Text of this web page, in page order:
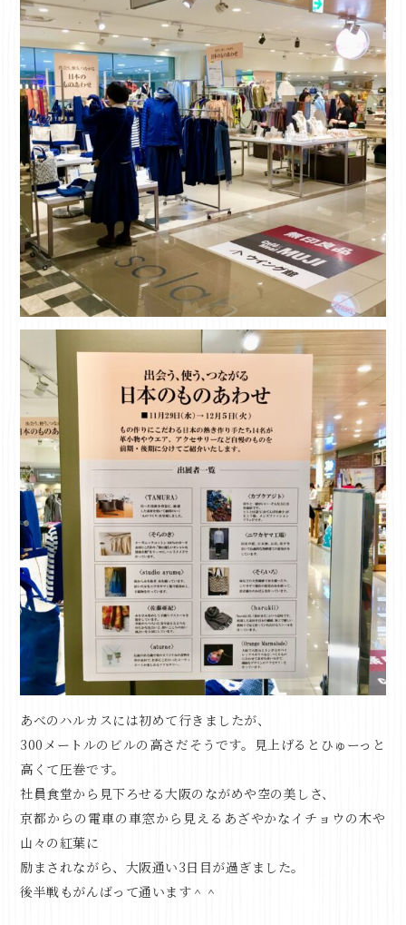
あべのハルカスには初めて行きましたが、
300メートルのビルの高さだそうです。見上げるとひゅーっと
高くて圧巻です。
社員食堂から見下ろせる大阪のながめや空の美しさ、
京都からの電車の車窓から見えるあざやかなイチョウの木や
山々の紅葉に
励まされながら、大阪通い3日目が過ぎました。
後半戦もがんばって通います＾＾